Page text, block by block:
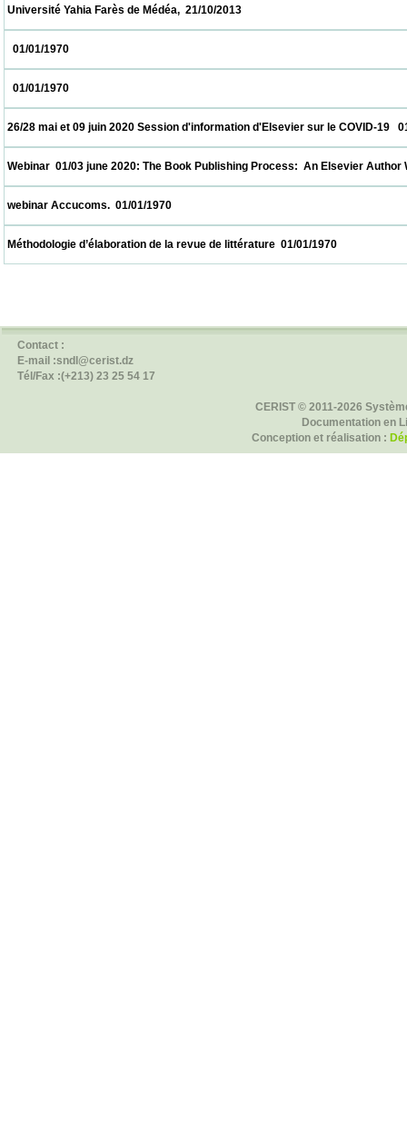
Université Yahia Farès de Médéa,  21/10/2013
01/01/1970
01/01/1970
26/28 mai et 09 juin 2020 Session d'information d'Elsevier sur le
Webinar  01/03 june 2020: The Book Publishing Process:  An
webinar Accucoms.  01/01/1970
Méthodologie d’élaboration de la revue de littérature  01/01/
Contact :
E-mail :sndl@cerist.dz
Tél/Fax :(+213) 23 25 54 17
CERIST © 2011-2026
Documentation en
Conception et réalisation :